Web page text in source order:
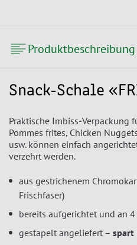
Produktbeschreibung
Snack-Schale
Praktische Imbiss-Verpackung
Pommes frites, Chicken
usw. können einfach
verzehrt werden.
aus gestrichenem
Frischfaser)
bereits aufgerichtet und an
gestapelt angeliefert – spart